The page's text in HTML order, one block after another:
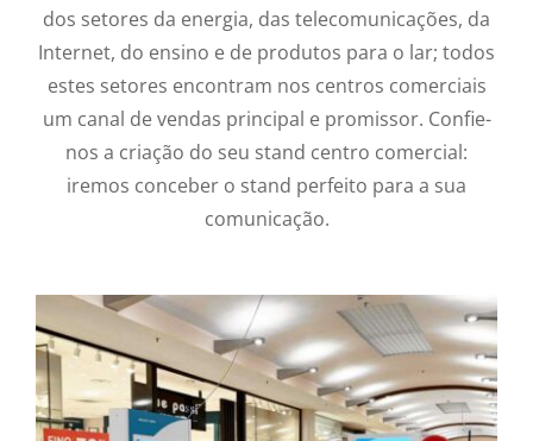
dos setores da energia, das telecomunicações, da
Internet, do ensino e de produtos para o lar; todos
estes setores encontram nos centros comerciais
um canal de vendas principal e promissor. Confie-
nos a criação do seu stand centro comercial:
iremos conceber o stand perfeito para a sua
comunicação.